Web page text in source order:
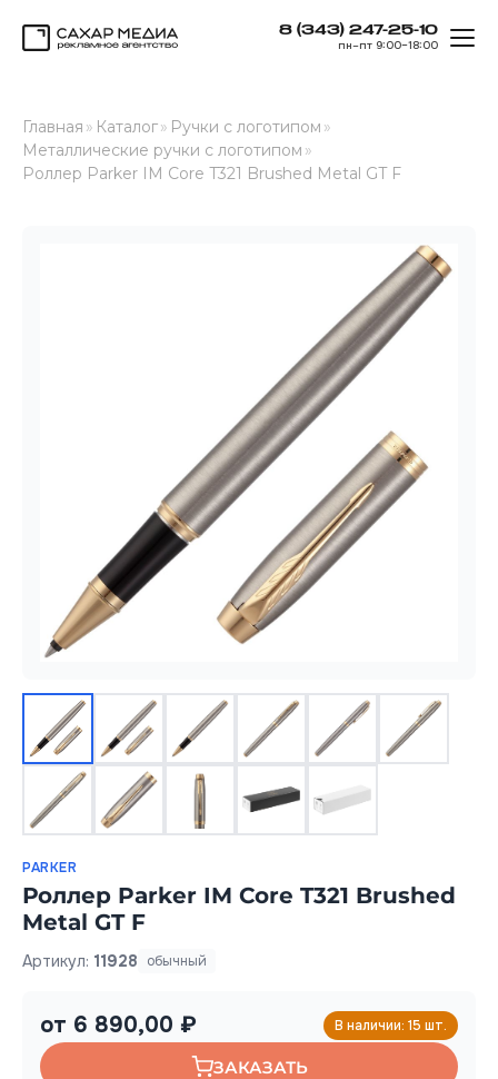
8 (343) 247-25-10
пн–пт 9:00–18:00
Главная » Каталог» Ручки с логотипом »
Металлические ручки с логотипом »
Роллер Parker IM Core T321 Brushed Metal GT F
PARKER
Роллер Parker IM Core T321 Brushed
Metal GT F
Артикул: 11928 обычный
от 6 890,00 ₽ В наличии: 15 шт.
ЗАКАЗАТЬ